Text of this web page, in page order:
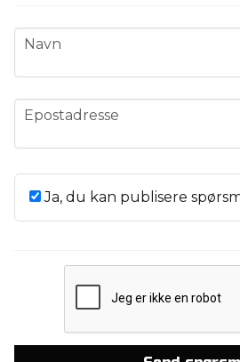
name
Navn
email
Epostadresse
Ja, du kan publisere